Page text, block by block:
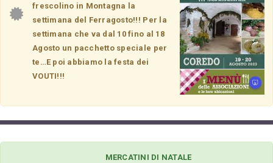
frescolino in Montagna la
settimana del Ferragosto!!! Per la
settimana che va dal 10 fino al 18
Agosto un pacchetto speciale per
te…E poi abbiamo la festa dei
VOUTI!!!
MERCATINI DI NATALE